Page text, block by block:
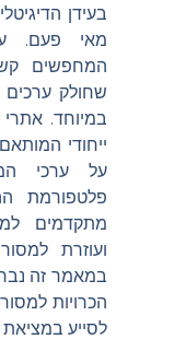
בעידן
מאי פעם.
המחפשים
שחולק ערכים
במיוחד. אתרי
ייחודי
פלטפורמת
מתקדמים
ועוזרת
במאמר זה
לסייע